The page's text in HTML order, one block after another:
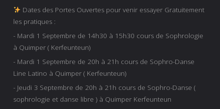
Dates des Portes Ouvertes pour venir essayer Gratuitement
les pratiques :
- Mardi 1 Septembre de 14h30 à 15h30 cours de Sophrologie
à Quimper ( Kerfeunteun)
- Mardi 1 Septembre de 20h à 21h cours de Sophro-Danse
Line Latino à Quimper ( Kerfeunteun)
- Jeudi 3 Septembre de 20h à 21h cours de Sophro-Danse (
sophrologie et danse libre ) à Quimper Kerfeunteun